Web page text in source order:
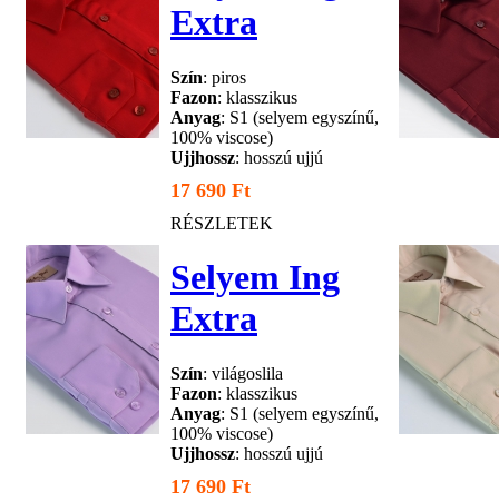
Extra
Szín: piros
Fazon: klasszikus
Anyag: S1 (selyem egyszínű,
100% viscose)
Ujjhossz: hosszú ujjú
17 690 Ft
RÉSZLETEK
Selyem Ing
Extra
Szín: világoslila
Fazon: klasszikus
Anyag: S1 (selyem egyszínű,
100% viscose)
Ujjhossz: hosszú ujjú
17 690 Ft